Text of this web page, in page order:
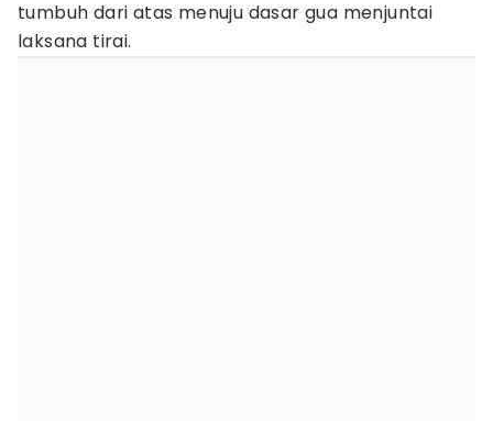
tumbuh dari atas menuju dasar gua menjuntai
laksana tirai.